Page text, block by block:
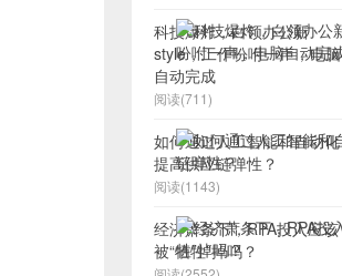
科技爆炸，白领办公新
style，工作吩咐一声，电脑
自动完成
阅读(711)
如何通过人工智能和自动化
提高供应链弹性？
阅读(1143)
经济萧条下，RPA投入应该
被“牺牲”掉吗？